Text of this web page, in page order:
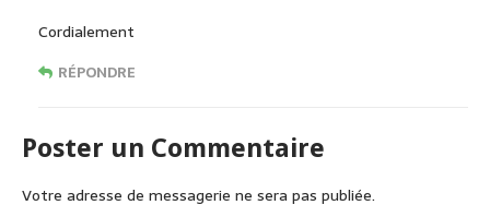
Cordialement
RÉPONDRE
Poster un Commentaire
Votre adresse de messagerie ne sera pas publiée.